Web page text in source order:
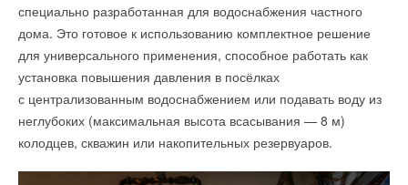
специально разработанная для водоснабжения частного
дома. Это готовое к использованию комплектное решение
для универсального применения, способное работать как
установка повышения давления в посёлках
с централизованным водоснабжением или подавать воду из
неглубоких (максимальная высота всасывания — 8 м)
колодцев, скважин или накопительных резервуаров.